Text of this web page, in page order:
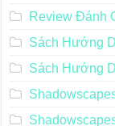
Review Đánh
Sách Hướng
Sách Hướng